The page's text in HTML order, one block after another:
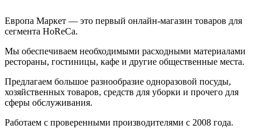
Европа Маркет — это первый онлайн-магазин товаров для
сегмента HoReCa.
Мы обеспечиваем необходимыми расходными материалами
рестораны, гостиницы, кафе и другие общественные места.
Предлагаем большое разнообразие одноразовой посуды,
хозяйственных товаров, средств для уборки и прочего для
сферы обслуживания.
Работаем с проверенными производителями с 2008 года.